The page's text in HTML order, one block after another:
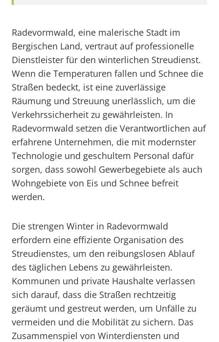
Radevormwald, eine malerische Stadt im
Bergischen Land, vertraut auf professionelle
Dienstleister für den winterlichen Streudienst.
Wenn die Temperaturen fallen und Schnee die
Straßen bedeckt, ist eine zuverlässige
Räumung und Streuung unerlässlich, um die
Verkehrssicherheit zu gewährleisten. In
Radevormwald setzen die Verantwortlichen auf
erfahrene Unternehmen, die mit modernster
Technologie und geschultem Personal dafür
sorgen, dass sowohl Gewerbegebiete als auch
Wohngebiete von Eis und Schnee befreit
werden.
Die strengen Winter in Radevormwald
erfordern eine effiziente Organisation des
Streudienstes, um den reibungslosen Ablauf
des täglichen Lebens zu gewährleisten.
Kommunen und private Haushalte verlassen
sich darauf, dass die Straßen rechtzeitig
geräumt und gestreut werden, um Unfälle zu
vermeiden und die Mobilität zu sichern. Das
Zusammenspiel von Winterdiensten und